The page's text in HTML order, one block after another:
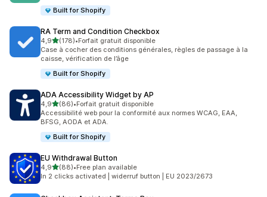
Built for Shopify
RA Term and Condition Checkbox
4,9étoile(s) sur 5
(178)
178 avis au total
•Forfait gratuit disponible
Case à cocher des conditions générales, règles de passage à la
caisse, vérification de l’âge
Built for Shopify
ADA Accessibility Widget by AP
4,9étoile(s) sur 5
(86)
86 avis au total
•Forfait gratuit disponible
Accessibilité web pour la conformité aux normes WCAG, EAA,
BFSG, AODA et ADA.
Built for Shopify
EU Withdrawal Button
4,9étoile(s) sur 5
(88)
88 avis au total
•Free plan available
In 2 clicks activated | widerruf button | EU 2023/2673